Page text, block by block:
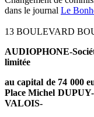
dans le journal Le
13 BOULEVARD
AUDIOPHONE-
limitée
au capital de 74 000
Place Michel DUPUY-
VALOIS-